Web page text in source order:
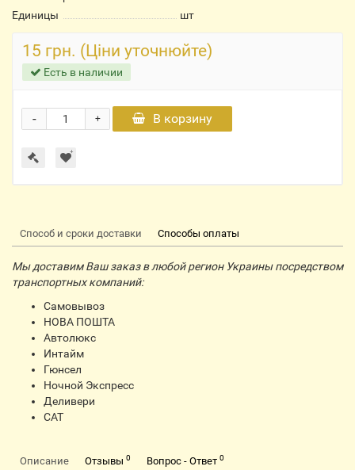
Единицы
шт
15 грн. (Ціни уточнюйте)
Есть в наличии
+
- В корзину
Способ и сроки доставки Способы оплаты
Мы доставим Ваш заказ в любой регион Украины посредством
транспортных компаний:
Самовывоз
НОВА ПОШТА
Автолюкс
Интайм
Гюнсел
Ночной Экспресс
Деливери
CАТ
Описание Отзывы 0 Вопрос - Ответ 0